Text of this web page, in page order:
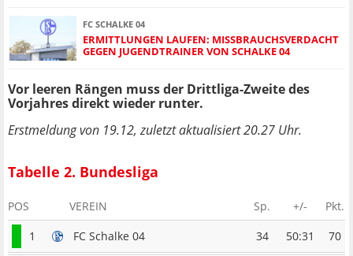
FC SCHALKE 04
ERMITTLUNGEN LAUFEN: MISSBRAUCHSVERDACHT
GEGEN JUGENDTRAINER VON SCHALKE 04
Vor leeren Rängen muss der Drittliga-Zweite des
Vorjahres direkt wieder runter.
Erstmeldung von 19.12, zuletzt aktualisiert 20.27 Uhr.
Tabelle 2. Bundesliga
POS VEREIN Sp. +/-
Pkt.
1
FC Schalke 04 34 50:31 70